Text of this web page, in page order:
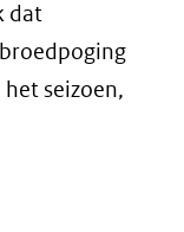
dat
seizoen,